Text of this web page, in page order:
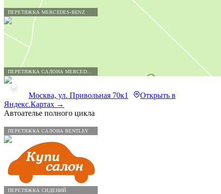
ПЕРЕТЯЖКА MERCEDES-BENZ
ПЕРЕТЯЖКА САЛОНА BENTLEY
ПЕРЕТЯЖКА СИДЕНИЙ
Москва, ул. Привольная 70к1
Открыть в
Яндекс.Картах →
Автоателье полного цикла